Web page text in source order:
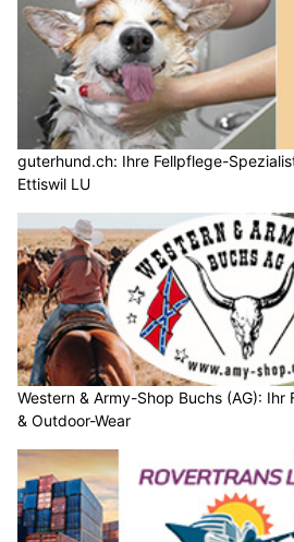
guterhund.ch: Ihre Fellpflege-
Ettiswil LU
Western & Army-Shop Buchs (AG):
& Outdoor-Wear